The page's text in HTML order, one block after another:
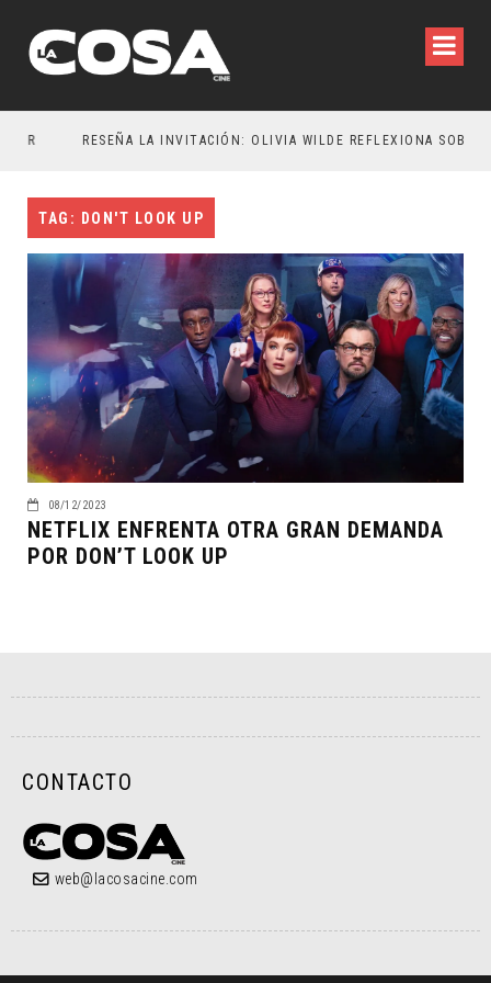
TAG: DON'T LOOK UP
08/12/2023
NETFLIX ENFRENTA OTRA GRAN DEMANDA
POR DON’T LOOK UP
CONTACTO
web@lacosacine.com